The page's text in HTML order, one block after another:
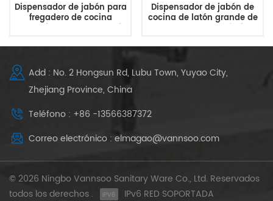
Dispensador de jabón para
fregadero de cocina
comercial moderno de lujo
Dispensador de jabón de
cocina de latón grande de
34 oz para baño público
Add : No. 2 Hongsun Rd, Lubu Town, Yuyao City,
Zhejiang Province, China
Teléfono : +86 -13566387372
Correo electrónico : elmagao@vannsoo.com
© 2026 Ningbo Vannsoo Sanitary Ware Co., Ltd. Reservados
todos los derechos .
IPv6 RED SOPORTADA